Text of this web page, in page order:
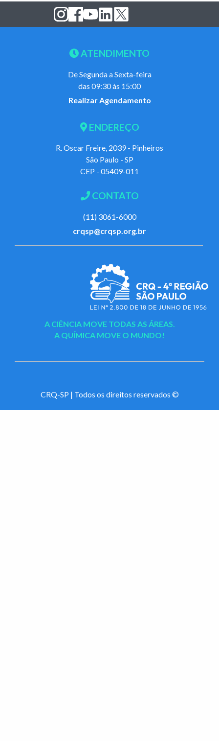
ATENDIMENTO
De Segunda a Sexta-feira
das 09:30 às 15:00
Realizar Agendamento
ENDEREÇO
R. Oscar Freire, 2039 - Pinheiros
São Paulo - SP
CEP - 05409-011
CONTATO
(11) 3061-6000
crqsp@crqsp.org.br
A CIÊNCIA MOVE TODAS AS ÁREAS.
A QUÍMICA MOVE O MUNDO!
CRQ-SP | Todos os direitos reservados ©